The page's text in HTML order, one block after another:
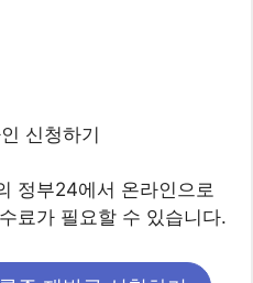
신청하기
정부24에서 온라인으로
료가 필요할 수 있습니다.